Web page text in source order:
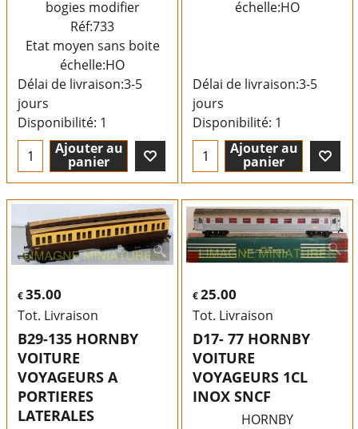
bogies modifier
Réf:733
Etat moyen sans boite
échelle:HO
Délai de livraison:3-5
jours
Disponibilité: 1
Ajouter au
panier
échelle:HO
Délai de livraison:3-5
jours
Disponibilité: 1
Ajouter au
panier
€35.00
Tot. Livraison
B29-135 HORNBY
VOITURE
VOYAGEURS A
PORTIERES
LATERALES
€25.00
Tot. Livraison
D17- 77 HORNBY
VOITURE
VOYAGEURS 1CL
INOX SNCF
HORNBY